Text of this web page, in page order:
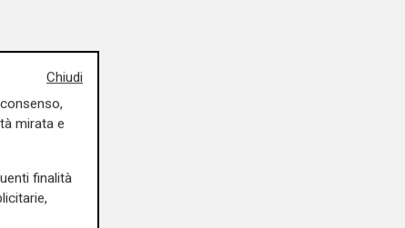
Chiudi
mirata e
finalità